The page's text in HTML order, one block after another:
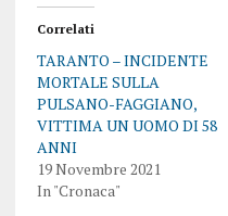
Correlati
TARANTO – INCIDENTE
MORTALE SULLA
PULSANO-FAGGIANO,
VITTIMA UN UOMO DI 58
ANNI
19 Novembre 2021
In "Cronaca"